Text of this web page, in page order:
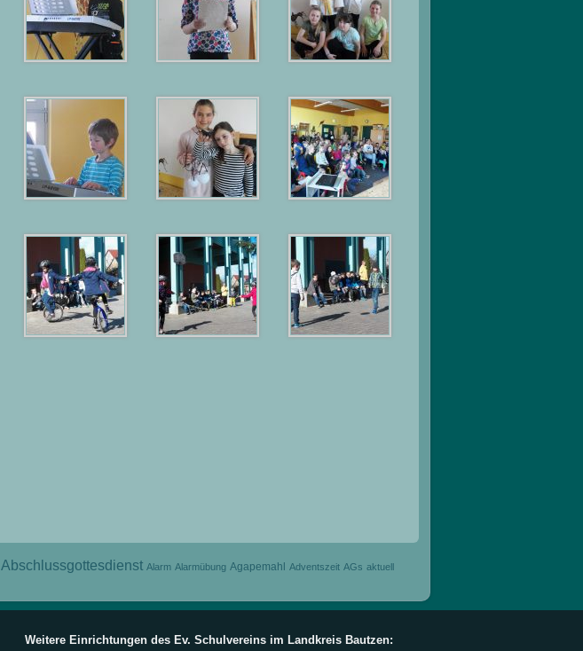
Abschlussgottesdienst Alarm Alarmübung Agapemahl Adventszeit AGs aktuell
Weitere Einrichtungen des Ev. Schulvereins im Landkreis Bautzen: